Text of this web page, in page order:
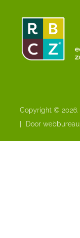
Copyright ©
Door